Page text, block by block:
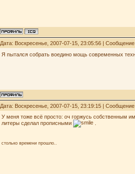
Дата: Воскресенье, 2007-07-15, 23:05:56 |
Я пытался собрать воедино мощь современных
Дата: Воскресенье, 2007-07-15, 23:19:15 |
У меня тоже всё просто: оч горжусь собственным
литеры сделал прописными
столько времени прошло..